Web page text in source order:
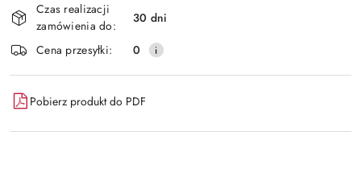
i
dostawa
Czas realizacji
zamówienia do:
30 dni
Cena przesyłki:
0
Pobierz produkt do PDF